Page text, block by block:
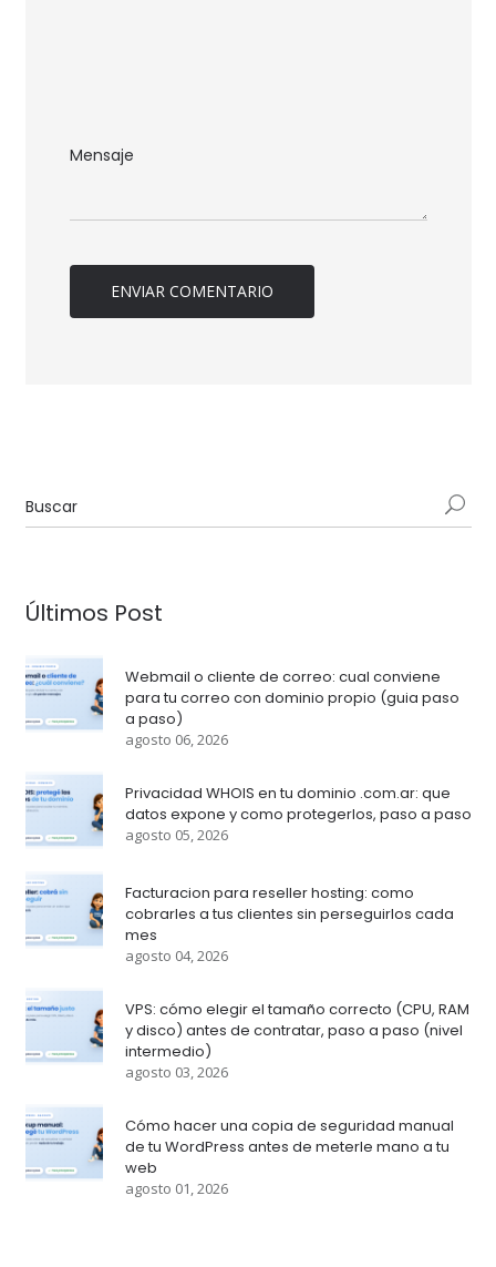
Últimos Post
Webmail o cliente de correo: cual conviene
para tu correo con dominio propio (guia paso
a paso)
agosto 06, 2026
Privacidad WHOIS en tu dominio .com.ar: que
datos expone y como protegerlos, paso a paso
agosto 05, 2026
Facturacion para reseller hosting: como
cobrarles a tus clientes sin perseguirlos cada
mes
agosto 04, 2026
VPS: cómo elegir el tamaño correcto (CPU, RAM
y disco) antes de contratar, paso a paso (nivel
intermedio)
agosto 03, 2026
Cómo hacer una copia de seguridad manual
de tu WordPress antes de meterle mano a tu
web
agosto 01, 2026